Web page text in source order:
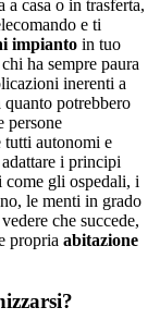
a casa o in trasferta,
e ti
impianto in tuo
ha sempre paura
inerenti a
potrebbero
persone
tutti autonomi e
i principi
come gli ospedali, i
le menti in grado
che succede,
propria abitazione